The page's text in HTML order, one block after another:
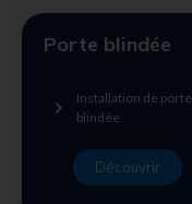
Porte blindée
Installation de porte
blindée
Découvrir